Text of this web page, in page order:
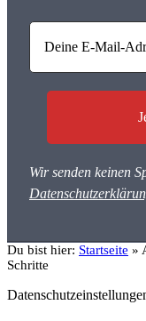
Wir senden keinen
Du bist hier: Startseite »
Schritte